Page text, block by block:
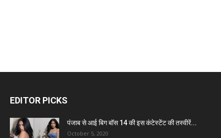
EDITOR PICKS
पंजाब से आई बिग बॉस 14 की इस कंटेस्टेंट की तस्वीरें...
October 5, 2020